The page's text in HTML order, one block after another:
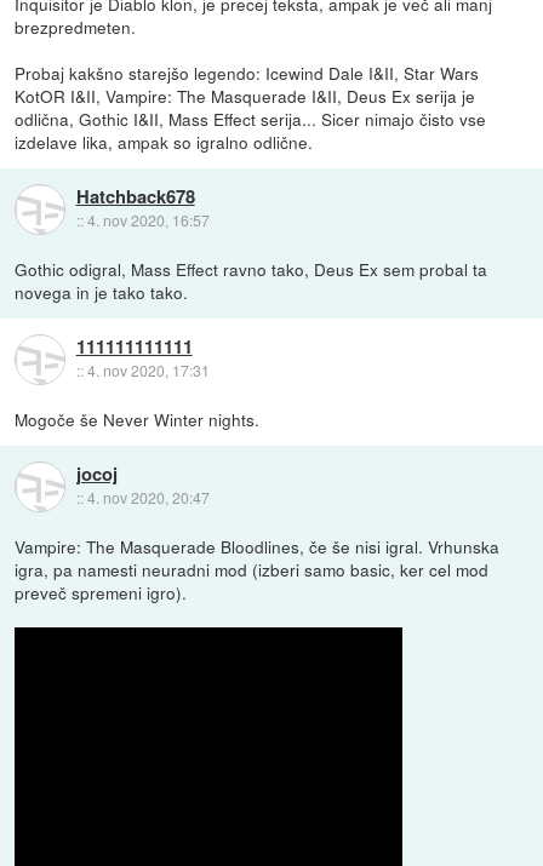
brezpredmeten.
Probaj kakšno starejšo legendo: Icewind Dale I&II, Star Wars
KotOR I&II, Vampire: The Masquerade I&II, Deus Ex serija je
odlična, Gothic I&II, Mass Effect serija... Sicer nimajo čisto vse
izdelave lika, ampak so igralno odlične.
Hatchback678
::4. nov 2020, 16:57
Gothic odigral, Mass Effect ravno tako, Deus Ex sem probal ta
novega in je tako tako.
111111111111
::4. nov 2020, 17:31
Mogoče še Never Winter nights.
jocoj
::4. nov 2020, 20:47
Vampire: The Masquerade Bloodlines, če še nisi igral. Vrhunska
igra, pa namesti neuradni mod (izberi samo basic, ker cel mod
preveč spremeni igro).